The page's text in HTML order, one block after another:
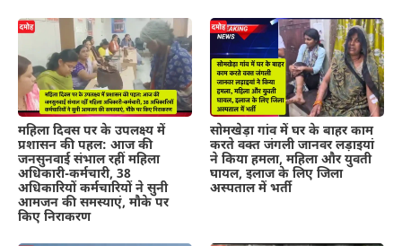
महिला दिवस पर के उपलक्ष्य में
प्रशासन की पहल: आज की
जनसुनवाई संभाल रहीं महिला
अधिकारी-कर्मचारी, 38
अधिकारियों कर्मचारियों ने सुनी
आमजन की समस्याएं, मौके पर
किए निराकरण
सोमखेड़ा गांव में घर के बाहर काम
करते वक्त जंगली जानवर लड़ाइयां
ने किया हमला, महिला और युवती
घायल, इलाज के लिए जिला
अस्पताल में भर्ती